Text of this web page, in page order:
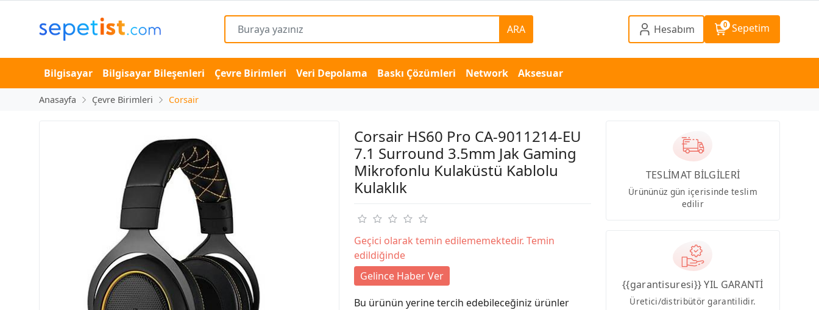
ARA Hesabım 0 Sepetim
Bilgisayar Bilgisayar Bileşenleri Çevre Birimleri Veri Depolama Baskı Çözümleri Network Aksesuar
Anasayfa Çevre Birimleri Corsair
Corsair HS60 Pro CA-9011214-EU
7.1 Surround 3.5mm Jak Gaming
Mikrofonlu Kulaküstü Kablolu
Kulaklık
Geçici olarak temin edilememektedir. Temin
edildiğinde
Gelince Haber Ver
Bu ürünün yerine tercih edebileceğiniz ürünler
TESLİMAT BİLGİLERİ
Ürününüz gün içerisinde teslim
edilir
{{garantisuresi}} YIL GARANTİ
Üretici/distribütör garantilidir.